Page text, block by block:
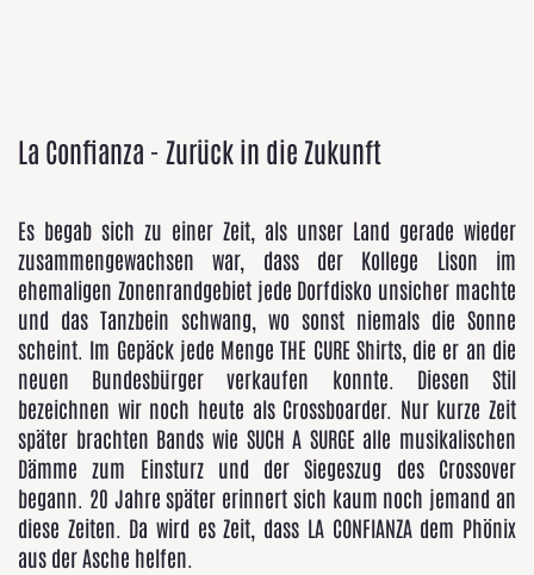
La Confianza - Zurück in die Zukunft
Es begab sich zu einer Zeit, als unser Land gerade wieder
zusammengewachsen war, dass der Kollege Lison im
ehemaligen Zonenrandgebiet jede Dorfdisko unsicher machte
und das Tanzbein schwang, wo sonst niemals die Sonne
scheint. Im Gepäck jede Menge THE CURE Shirts, die er an die
neuen Bundesbürger verkaufen konnte. Diesen Stil
bezeichnen wir noch heute als Crossboarder. Nur kurze Zeit
später brachten Bands wie SUCH A SURGE alle musikalischen
Dämme zum Einsturz und der Siegeszug des Crossover
begann. 20 Jahre später erinnert sich kaum noch jemand an
diese Zeiten. Da wird es Zeit, dass LA CONFIANZA dem Phönix
aus der Asche helfen.